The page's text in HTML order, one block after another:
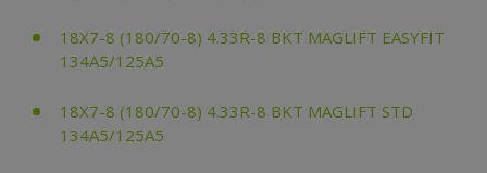
18X7-8 (180/70-8) 4.33R-8 BKT MAGLIFT EASYFIT
134A5/125A5
18X7-8 (180/70-8) 4.33R-8 BKT MAGLIFT STD
134A5/125A5